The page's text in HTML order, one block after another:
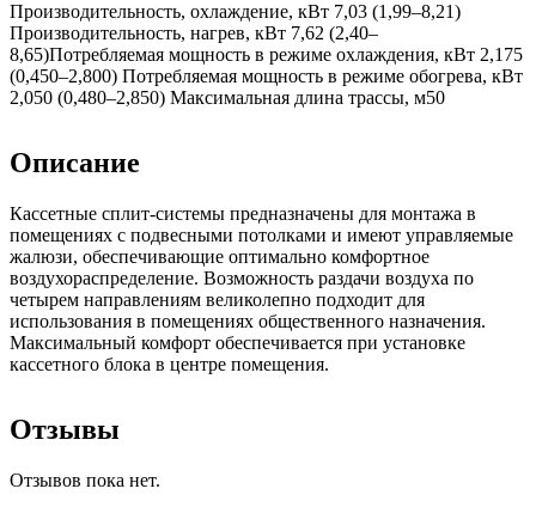
Производительность, охлаждение, кВт 7,03 (1,99–8,21)
Производительность, нагрев, кВт 7,62 (2,40–
8,65)Потребляемая мощность в режиме охлаждения, кВт 2,175
(0,450–2,800) Потребляемая мощность в режиме обогрева, кВт
2,050 (0,480–2,850) Максимальная длина трассы, м50
Описание
Кассетные сплит-системы предназначены для монтажа в
помещениях с подвесными потолками и имеют управляемые
жалюзи, обеспечивающие оптимально комфортное
воздухораспределение. Возможность раздачи воздуха по
четырем направлениям великолепно подходит для
использования в помещениях общественного назначения.
Максимальный комфорт обеспечивается при установке
кассетного блока в центре помещения.
Отзывы
Отзывов пока нет.